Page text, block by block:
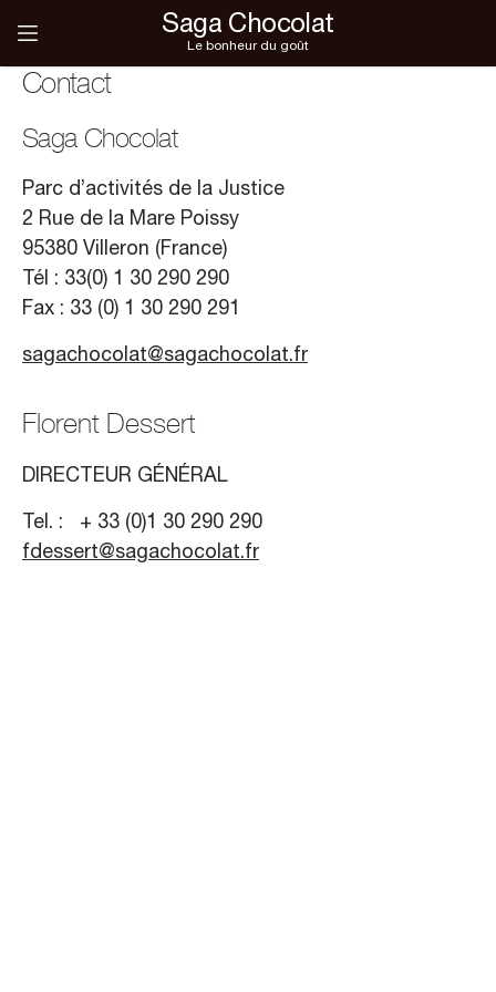
Saga Chocolat
Le bonheur du goût
Contact
Saga Chocolat
Parc d’activités de la Justice
2 Rue de la Mare Poissy
95380 Villeron (France)
Tél : 33(0) 1 30 290 290
Fax : 33 (0) 1 30 290 291
sagachocolat@sagachocolat.fr
Florent Dessert
DIRECTEUR GÉNÉRAL
Tel. : + 33 (0)1 30 290 290
fdessert@sagachocolat.fr